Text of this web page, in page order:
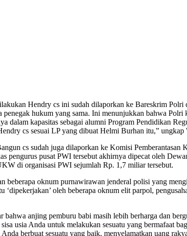
Hendry cs ini sudah dilaporkan ke Bareskrim
hukum yang sama. Ini menunjukkan bahwa Polri
dalam kapasitas sebagai alumni Program Pendidikan
cs sesuai LP yang dibuat Helmi Burhan itu,”
cs sudah juga dilaporkan ke Komisi
pengurus pusat PWI tersebut akhirnya dipecat oleh
di organisasi PWI sejumlah Rp. 1,7 miliar tersebut.
beberapa oknum purnawirawan jenderal polisi yang
oleh beberapa oknum elit parpol,
bahwa anjing pemburu babi masih lebih berharga dan
usia Anda untuk melakukan sesuatu yang bermafaat
berbuat sesuatu yang baik, menyelamatkan uang